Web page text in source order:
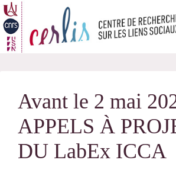
Passer
au
contenu
Avant le 2 mai
APPELS À
DU LabEx ICCA